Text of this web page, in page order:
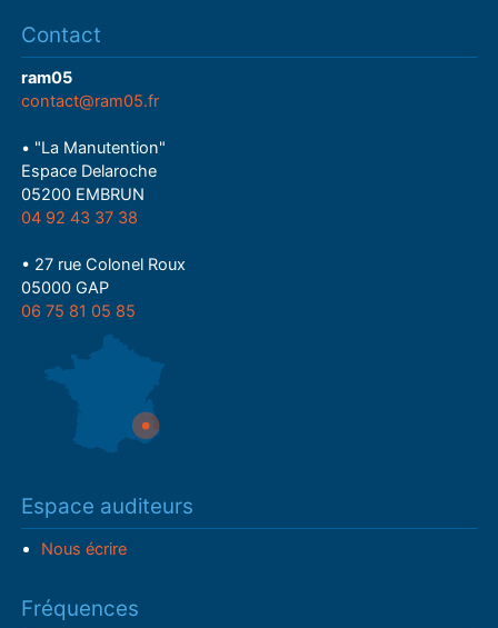
Contact
ram05
contact@ram05.fr
• "La Manutention"
Espace Delaroche
05200 EMBRUN
04 92 43 37 38
• 27 rue Colonel Roux
05000 GAP
06 75 81 05 85
Espace auditeurs
Nous écrire
Fréquences